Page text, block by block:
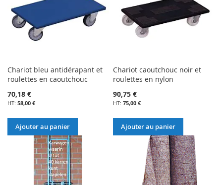
Chariot bleu antidérapant et
roulettes en caoutchouc
70,18 €
58,00 €
Ajouter au panier
Chariot caoutchouc noir et
roulettes en nylon
90,75 €
75,00 €
Ajouter au panier